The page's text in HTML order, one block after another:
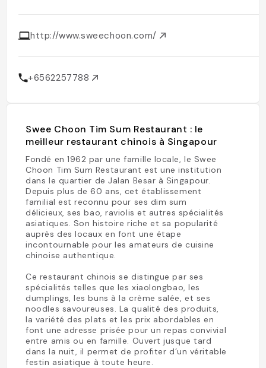
http://www.sweechoon.com/
+6562257788
Swee Choon Tim Sum Restaurant : le
meilleur restaurant chinois à Singapour
Fondé en 1962 par une famille locale, le Swee
Choon Tim Sum Restaurant est une institution
dans le quartier de Jalan Besar à Singapour.
Depuis plus de 60 ans, cet établissement
familial est reconnu pour ses dim sum
délicieux, ses bao, raviolis et autres spécialités
asiatiques. Son histoire riche et sa popularité
auprès des locaux en font une étape
incontournable pour les amateurs de cuisine
chinoise authentique.
Ce restaurant chinois se distingue par ses
spécialités telles que les xiaolongbao, les
dumplings, les buns à la crème salée, et ses
noodles savoureuses. La qualité des produits,
la variété des plats et les prix abordables en
font une adresse prisée pour un repas convivial
entre amis ou en famille. Ouvert jusque tard
dans la nuit, il permet de profiter d’un véritable
festin asiatique à toute heure.